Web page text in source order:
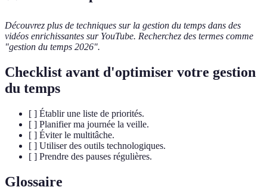
Découvrez plus de techniques sur la gestion du temps dans des
vidéos enrichissantes sur YouTube. Recherchez des termes comme
"gestion du temps 2026".
Checklist avant d'optimiser votre gestion
du temps
[ ] Établir une liste de priorités.
[ ] Planifier ma journée la veille.
[ ] Éviter le multitâche.
[ ] Utiliser des outils technologiques.
[ ] Prendre des pauses régulières.
Glossaire